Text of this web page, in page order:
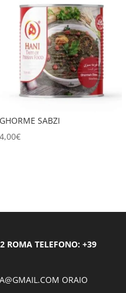
GHORME SABZI
4,00€
ROMA TELEFONO: +39
ORAIO